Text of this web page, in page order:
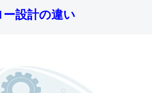
設計の違い